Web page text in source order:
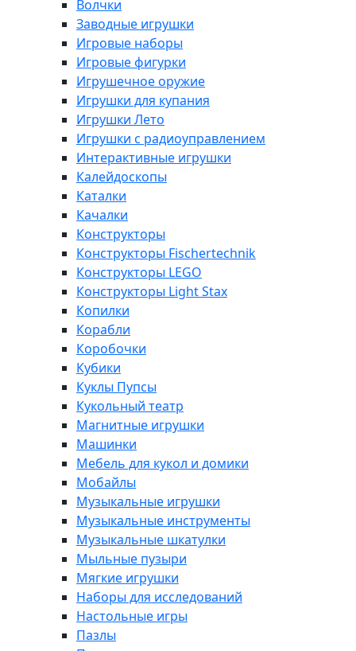
Волчки
Заводные игрушки
Игровые наборы
Игровые фигурки
Игрушечное оружие
Игрушки для купания
Игрушки Лето
Игрушки с радиоуправлением
Интерактивные игрушки
Калейдоскопы
Каталки
Качалки
Конструкторы
Конструкторы Fisсhertechnik
Конструкторы LEGO
Конструкторы Light Stax
Копилки
Корабли
Коробочки
Кубики
Куклы Пупсы
Кукольный театр
Магнитные игрушки
Машинки
Мебель для кукол и домики
Мобайлы
Музыкальные игрушки
Музыкальные инструменты
Музыкальные шкатулки
Мыльные пузыри
Мягкие игрушки
Наборы для исследований
Настольные игры
Пазлы